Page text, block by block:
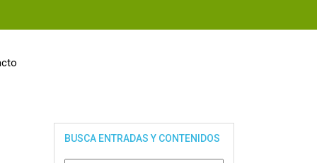
BUSCA ENTRADAS Y CONTENIDOS